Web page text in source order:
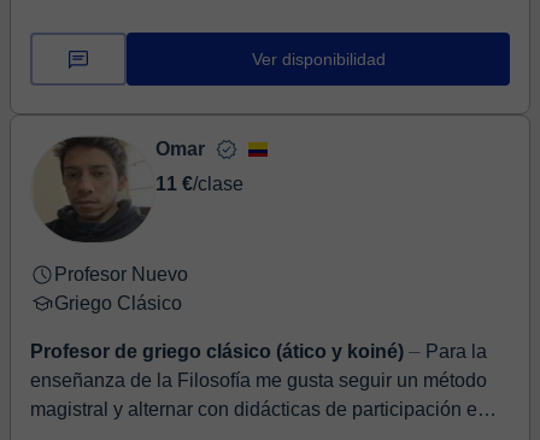
Ver disponibilidad
Omar
11 €/clase
Profesor Nuevo
Griego Clásico
Profesor de griego clásico (ático y koiné) ⏤ Para la
enseñanza de la Filosofía me gusta seguir un método
magistral y alternar con didácticas de participación e